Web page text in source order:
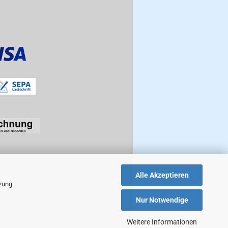
Alle Akzeptieren
Nur Notwendige
Weitere Informationen